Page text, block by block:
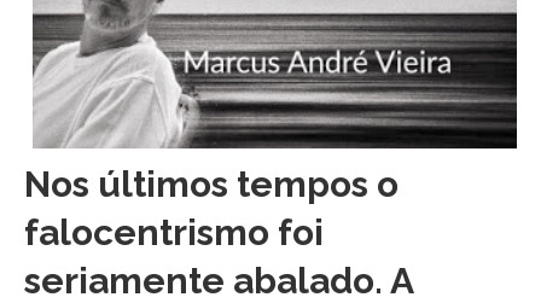
Nos últimos tempos o
falocentrismo foi
seriamente abalado. A